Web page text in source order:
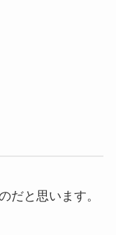
だと思います。